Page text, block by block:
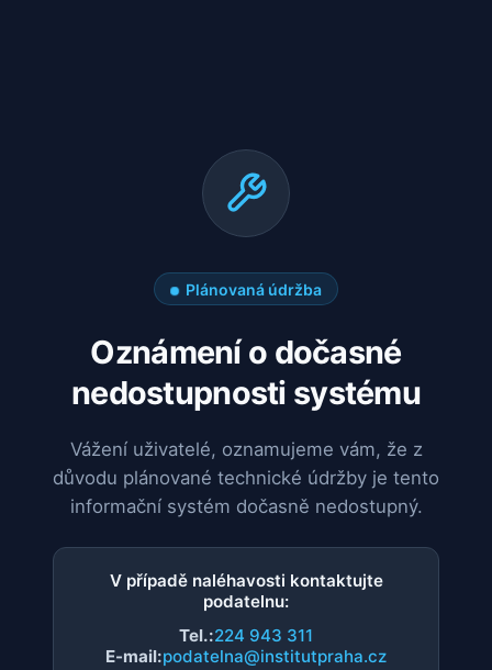
Plánovaná údržba
Oznámení o dočasné
nedostupnosti systému
Vážení uživatelé, oznamujeme vám, že z
důvodu plánované technické údržby je tento
informační systém dočasně nedostupný.
V případě naléhavosti kontaktujte
podatelnu:
Tel.:224 943 311
E-mail:podatelna@institutpraha.cz